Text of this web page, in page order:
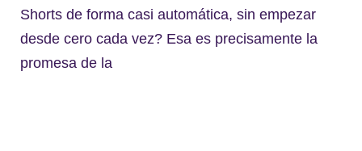
Shorts de forma casi automática, sin empezar
desde cero cada vez? Esa es precisamente la
promesa de la